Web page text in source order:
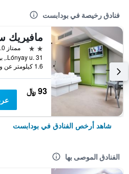
فنادق رخيصة في بودابست
2 نجمتين
ممتاز 9.0
1.6 كيلومتر عن وسط المدينة
93 ﷼
شاهد أرخص الفنادق في بودابست
الفنادق الموصى بها